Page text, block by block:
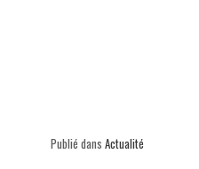
Publié dans Actualité